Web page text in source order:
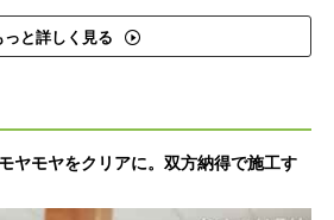
っと詳しく見る
ヤモヤをクリアに。双方納得で施工す